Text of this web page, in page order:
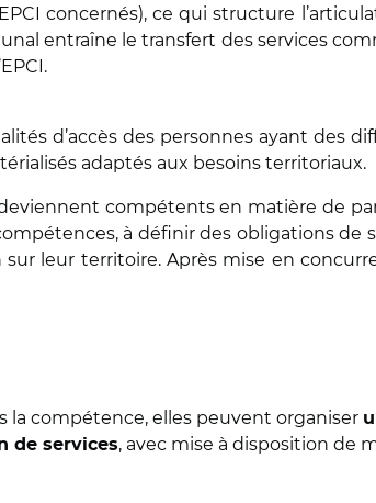
concernés), ce qui structure
entraîne le transfert des services
d’accès des personnes ayant des
adaptés aux besoins territoriaux.
compétents en matière de
à définir des obligations
leur territoire. Après mise en
la compétence, elles peuvent organiser
de services, avec mise à disposition de